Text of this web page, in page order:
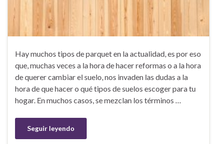
Hay muchos tipos de parquet en la actualidad, es por eso
que, muchas veces a la hora de hacer reformas o a la hora
de querer cambiar el suelo, nos invaden las dudas a la
hora de que hacer o qué tipos de suelos escoger para tu
hogar. En muchos casos, se mezclan los términos …
Seguir leyendo